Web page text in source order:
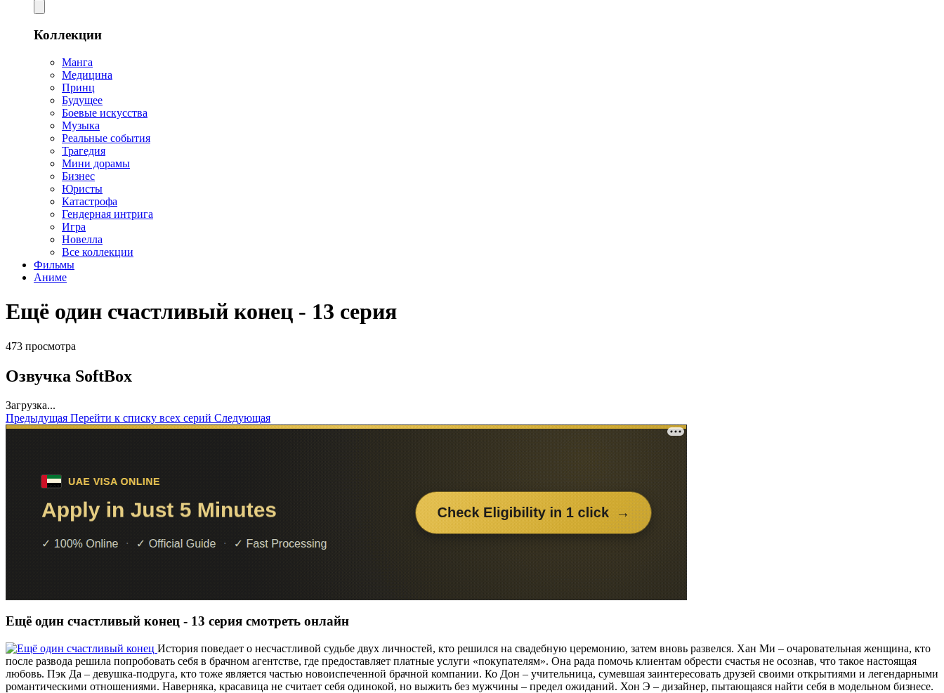
Коллекции
Манга
Медицина
Принц
Будущее
Боевые искусства
Музыка
Реальные события
Трагедия
Мини дорамы
Бизнес
Юристы
Катастрофа
Гендерная интрига
Игра
Новелла
Все коллекции
Фильмы
Аниме
Ещё один счастливый конец - 13 серия
473 просмотра
Озвучка SoftBox
Загрузка...
Предыдущая Перейти к списку всех серий Следующая
Ещё один счастливый конец - 13 серия смотреть онлайн
История поведает о несчастливой судьбе двух личностей, кто решился на свадебную церемонию, затем вновь развелся. Хан Ми – очаровательная женщина, кто
после развода решила попробовать себя в брачном агентстве, где предоставляет платные услуги «покупателям». Она рада помочь клиентам обрести счастья не осознав, что такое настоящая
любовь. Пэк Да – девушка-подруга, кто тоже является частью новоиспеченной брачной компании. Ко Дон – учительница, сумевшая заинтересовать друзей своими открытиями и легендарными
романтическими отношениями. Наверняка, красавица не считает себя одинокой, но выжить без мужчины – предел ожиданий. Хон Э – дизайнер, пытающаяся найти себя в модельном бизнесе.